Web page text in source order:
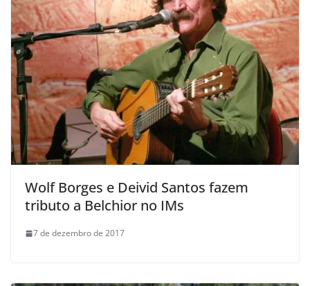
Wolf Borges e Deivid Santos fazem
tributo a Belchior no IMs
7 de dezembro de 2017